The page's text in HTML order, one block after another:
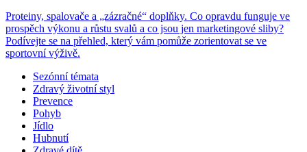
Proteiny, spalovače a „zázračné“ doplňky. Co opravdu funguje ve
prospěch výkonu a růstu svalů a co jsou jen marketingové sliby?
Podívejte se na přehled, který vám pomůže zorientovat se ve
sportovní výživě.
Sezónní témata
Zdravý životní styl
Prevence
Pohyb
Jídlo
Hubnutí